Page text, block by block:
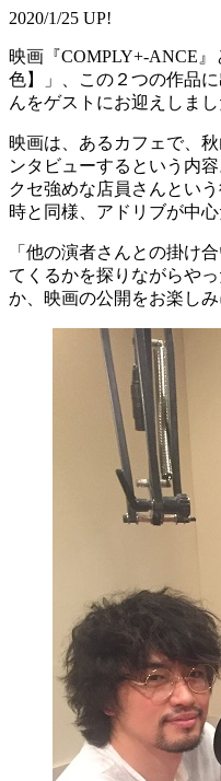
2020/1/25 UP!
映画『COMPLY+-ANCE
色】」、この２つの作品
んをゲストにお迎えしまし
映画は、あるカフェで、
ンタビューするという内
クセ強めな店員さんとい
時と同様、アドリブが中心
「他の演者さんとの掛け
てくるかを探りながらや
か、映画の公開をお楽しみ